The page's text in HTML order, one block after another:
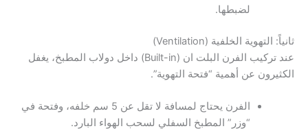
لضبطها.
ثانياً: التهوية الخلفية (Ventilation)
عند تركيب الفرن البلت ان (Built-in) داخل دولاب المطبخ، يغفل
الكثيرون عن أهمية “فتحة التهوية”.
الفرن يحتاج لمسافة لا تقل عن 5 سم خلفه، وفتحة في
“وزر” المطبخ السفلي لسحب الهواء البارد.